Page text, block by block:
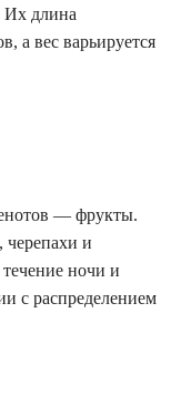
Их длина
а вес варьируется
— фрукты.
черепахи и
ночи и
с распределением